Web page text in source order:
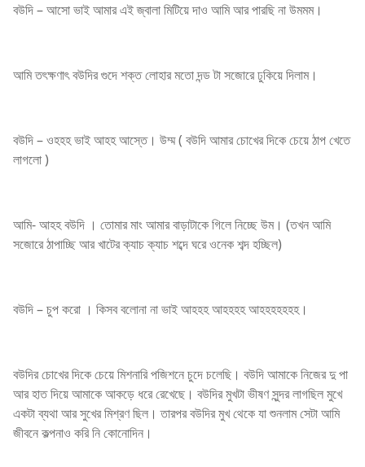
বউদি – আসো ভাই আমার এই জ্বালা মিটিয়ে দাও আমি আর পারছি না উমমম।
আমি তৎক্ষণাৎ বউদির গুদে শক্ত লোহার মতো দন্ড টা সজোরে ঢুকিয়ে দিলাম।
বউদি – ওহহহ ভাই আহহ আস্তে। উম্ম ( বউদি আমার চোখের দিকে চেয়ে ঠাপ খেতে
লাগলো )
আমি- আহহ বউদি । তোমার মাং আমার বাড়াটাকে গিলে নিচ্ছে উম। (তখন আমি
সজোরে ঠাপাচ্ছি আর খাটের ক্যাচ ক্যাচ শব্দে ঘরে ওনেক শব্দ হচ্ছিল)
বউদি – চুপ করো । কিসব বলোনা না ভাই আহহহ আহহহহ আহহহহহহহ।
বউদির চোখের দিকে চেয়ে মিশনারি পজিশনে চুদে চলেছি। বউদি আমাকে নিজের দু পা
আর হাত দিয়ে আমাকে আকড়ে ধরে রেখেছে। বউদির মুখটা ভীষণ সুন্দর লাগছিল মুখে
একটা ব্যথা আর সুখের মিশ্রণ ছিল। তারপর বউদির মুখ থেকে যা শুনলাম সেটা আমি
জীবনে কল্পনাও করি নি কোনোদিন।